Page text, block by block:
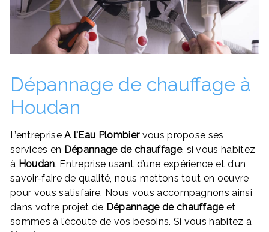
Dépannage de chauffage à
Houdan
L’entrepriseA l'Eau Plombiervous propose ses
services en Dépannage de chauffage, si vous habitez
à Houdan. Entreprise usant d’une expérience et d’un
savoir-faire de qualité, nous mettons tout en oeuvre
pour vous satisfaire. Nous vous accompagnons ainsi
dans votre projet de Dépannage de chauffageet
sommes à l’écoute de vos besoins. Si vous habitez à